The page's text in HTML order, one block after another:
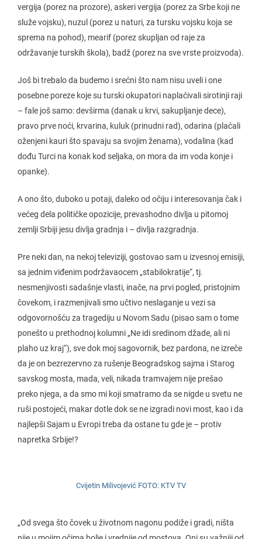
vergija (porez na prozore), askeri vergija (porez za Srbe koji ne
služe vojsku), nuzul (porez u naturi, za tursku vojsku koja se
sprema na pohod), mearif (porez skupljan od raje za
održavanje turskih škola), badž (porez na sve vrste proizvoda).
Još bi trebalo da budemo i srećni što nam nisu uveli i one
posebne poreze koje su turski okupatori naplaćivali sirotinji raji
– fale još samo: devširma (danak u krvi, sakupljanje dece),
pravo prve noći, krvarina, kuluk (prinudni rad), odarina (plaćali
oženjeni kauri što spavaju sa svojim ženama), vodalina (kad
dođu Turci na konak kod seljaka, on mora da im voda konje i
opanke).
A ono što, duboko u potaji, daleko od očiju i interesovanja čak i
većeg dela političke opozicije, prevashodno divlja u pitomoj
zemlji Srbiji jesu divlja gradnja i – divlja razgradnja.
Pre neki dan, na nekoj televiziji, gostovao sam u izvesnoj emisiji,
sa jednim viđenim podržavaocem „stabilokratije“, tj.
nesmenjivosti sadašnje vlasti, inače, na prvi pogled, pristojnim
čovekom, i razmenjivali smo učtivo neslaganje u vezi sa
odgovornošću za tragediju u Novom Sadu (pisao sam o tome
ponešto u prethodnoj kolumni „Ne idi sredinom džade, ali ni
plaho uz kraj“), sve dok moj sagovornik, bez pardona, ne izreče
da je on bezrezervno za rušenje Beogradskog sajma i Starog
savskog mosta, mada, veli, nikada tramvajem nije prešao
preko njega, a da smo mi koji smatramo da se nigde u svetu ne
ruši postojeći, makar dotle dok se ne izgradi novi most, kao i da
najlepši Sajam u Evropi treba da ostane tu gde je – protiv
napretka Srbije!?
Cvijetin Milivojević FOTO: KTV TV
„Od svega što čovek u životnom nagonu podiže i gradi, ništa